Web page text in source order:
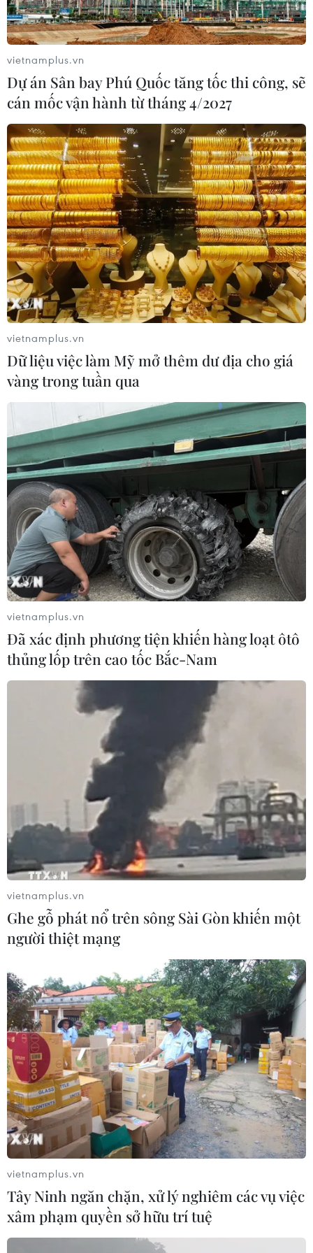
Anh sẽ không trả 39 tỷ bảng hóa đơn 'ly dị'
cho Brexit cứng
26/08/2019 00:31
Thủ tướng Johnson cho rằng 39 tỷ bảng là khoản tài
chính đáng kể để nước Anh chi cho các mục đích ưu
tiên của mình, và đây không phải là lời đe dọa mà đơn
giản đó là một thực tế.
vietnamplus.vn
Dự án Sân bay Phú Quốc tăng tốc thi công, sẽ
cán mốc vận hành từ tháng 4/2027
vietnamplus.vn
Dữ liệu việc làm Mỹ mở thêm dư địa cho giá
vàng trong tuần qua
vietnamplus.vn
Đã xác định phương tiện khiến hàng loạt ôtô
thủng lốp trên cao tốc Bắc-Nam
vietnamplus.vn
Ghe gỗ phát nổ trên sông Sài Gòn khiến một
người thiệt mạng
vietnamplus.vn
Tây Ninh ngăn chặn, xử lý nghiêm các vụ việc
xâm phạm quyền sở hữu trí tuệ